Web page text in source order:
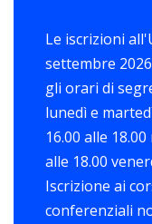
Le iscrizioni
settembre
gli orari di
lunedì e
16.00 alle
alle 18.00
Iscrizione ai
conferenziali